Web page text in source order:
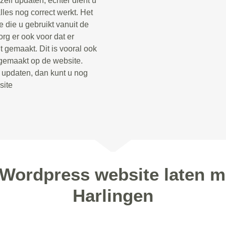
nog correct werkt. Het
die u gebruikt vanuit de
er ook voor dat er
gemaakt. Dit is vooral ook
op de website.
dan kunt u nog
website laten
Harlingen